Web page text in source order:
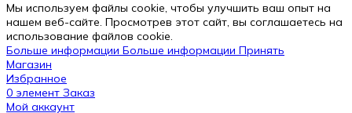
Version
2.0.12
|
Author:
|
Docs:
Мы используем файлы cookie, чтобы улучшить ваш опыт на
нашем веб-сайте. Просмотрев этот сайт, вы соглашаетесь на
использование файлов cookie.
Больше информации Больше информации Принять
Магазин
Избранное
0 элемент Заказ
Мой аккаунт